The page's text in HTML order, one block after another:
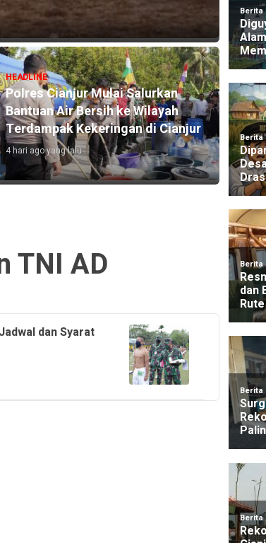
HEADLINE
Polres Cianjur Mulai Salurkan
Bantuan Air Bersih ke Wilayah
Terdampak Kekeringan di Cianjur
4 hari ago yang lalu
12
1 hari
TNI AD
dan Syarat